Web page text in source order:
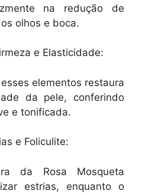
na redução de
olhos e boca.
e Elasticidade:
elementos restaura
da pele, conferindo
e tonificada.
e Foliculite:
da Rosa Mosqueta
estrias, enquanto o